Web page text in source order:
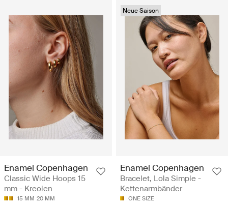
Enamel Copenhagen
Classic Wide Hoops 15
mm - Kreolen
15 MM 20 MM
Neue Saison
Enamel Copenhagen
Bracelet, Lola Simple -
Kettenarmbänder
ONE SIZE